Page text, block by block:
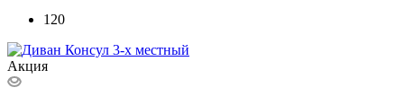
120
Акция